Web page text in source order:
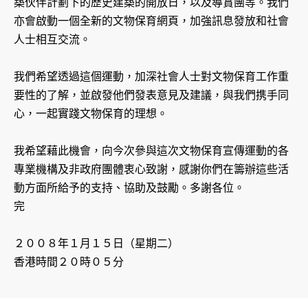
亦會啟動一個全新的文物保育網頁，加強訊息發放和社會
人士相互交流。
我們希望透過這個運動，加深社會人士對文物保育工作重
要性的了解，並啟發他們發表意見及建議，與我們携手同
心，一起實踐文物保育的理想。
我希望藉此機會，向今次參與這次文物保育宣傳運動的各
專業機構及非政府團體衷心致謝，感謝你們在籌辦這些活
動方面所給予的支持、協助及鼓勵。多謝各位。
完
２００８年１月１５日（星期二）
香港時間２０時０５分